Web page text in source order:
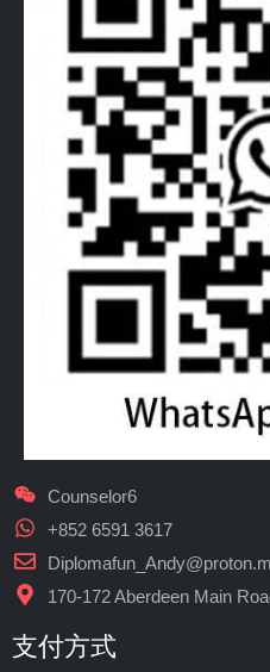
Counselor6
+852 6591 3617
170-172 Aberdeen Main
支付方式